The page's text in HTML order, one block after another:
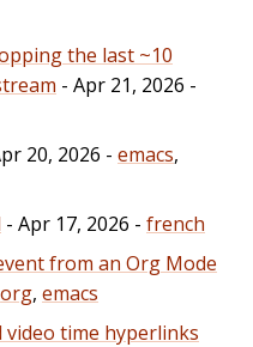
the last ~10
- Apr 21, 2026 -
20, 2026 - emacs,
- Apr 17, 2026 - french
from an Org Mode
org, emacs
time hyperlinks